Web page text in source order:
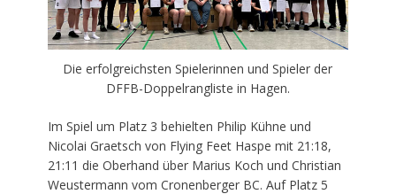
Die erfolgreichsten Spielerinnen und Spieler der
DFFB-Doppelrangliste in Hagen.
Im Spiel um Platz 3 behielten Philip Kühne und
Nicolai Graetsch von Flying Feet Haspe mit 21:18,
21:11 die Oberhand über Marius Koch und Christian
Weustermann vom Cronenberger BC. Auf Platz 5